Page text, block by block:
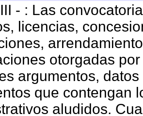
- : Las
licencias,
otorgadas
argumentos,
que contengan
aludidos.